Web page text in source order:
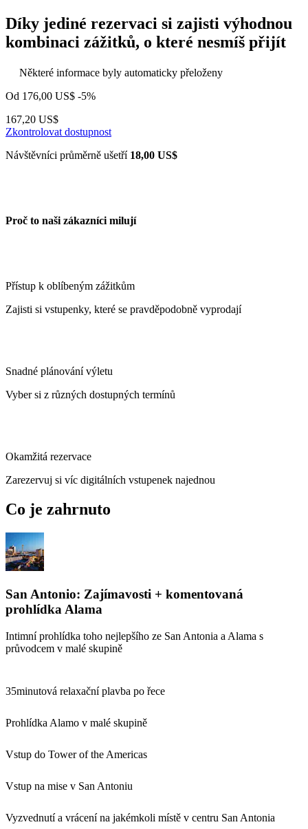
Díky jediné rezervaci si zajisti výhodnou
kombinaci zážitků, o které nesmíš přijít
Některé informace byly automaticky přeloženy
Od 176,00 US$ -5%
167,20 US$
Zkontrolovat dostupnost
Návštěvníci průměrně ušetří 18,00 US$
Proč to naši zákazníci milují
Přístup k oblíbeným zážitkům
Zajisti si vstupenky, které se pravděpodobně vyprodají
Snadné plánování výletu
Vyber si z různých dostupných termínů
Okamžitá rezervace
Zarezervuj si víc digitálních vstupenek najednou
Co je zahrnuto
San Antonio: Zajímavosti + komentovaná
prohlídka Alama
Intimní prohlídka toho nejlepšího ze San Antonia a Alama s
průvodcem v malé skupině
35minutová relaxační plavba po řece
Prohlídka Alamo v malé skupině
Vstup do Tower of the Americas
Vstup na mise v San Antoniu
Vyzvednutí a vrácení na jakémkoli místě v centru San Antonia